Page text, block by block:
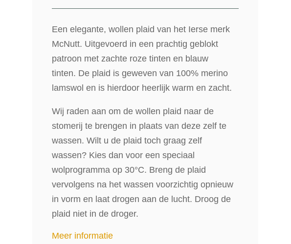
Een elegante, wollen plaid van het Ierse merk
McNutt. Uitgevoerd in een prachtig geblokt
patroon met zachte roze tinten en blauw
tinten. De plaid is geweven van 100% merino
lamswol en is hierdoor heerlijk warm en zacht.
Wij raden aan om de wollen plaid naar de
stomerij te brengen in plaats van deze zelf te
wassen. Wilt u de plaid toch graag zelf
wassen? Kies dan voor een speciaal
wolprogramma op 30°C. Breng de plaid
vervolgens na het wassen voorzichtig opnieuw
in vorm en laat drogen aan de lucht. Droog de
plaid niet in de droger.
Meer informatie